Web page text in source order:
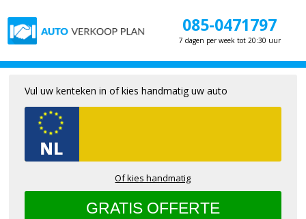
085-0471797
7 dagen per week tot 20:30 uur
Vul uw kenteken in of kies handmatig uw auto
Of kies handmatig